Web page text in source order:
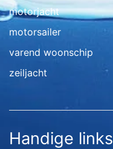
motorjacht
motorsailer
varend woonschip
zeiljacht
Handige links